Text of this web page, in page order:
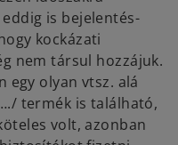
is bejelentés-
kockázati
nem társul hozzájuk.
egy olyan vtsz. alá
termék is található,
volt, azonban